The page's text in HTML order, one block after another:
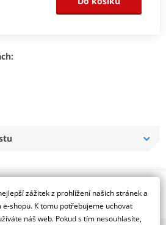
zážitek z prohlížení našich stránek a
e-shopu. K tomu potřebujeme uchovat
náš web. Pokud s tím nesouhlasíte,